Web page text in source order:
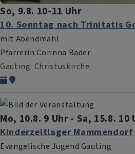
So, 9.8. 10-11 Uhr
10. Sonntag nach Trinitatis
mit Abendmahl
Pfarrerin Corinna Bader
Gauting Christuskirche
Mo, 10.8. 9 Uhr - Sa, 15.8. 10
Kinderzeltlager Mammendorf
Evangelische Jugend Gauting